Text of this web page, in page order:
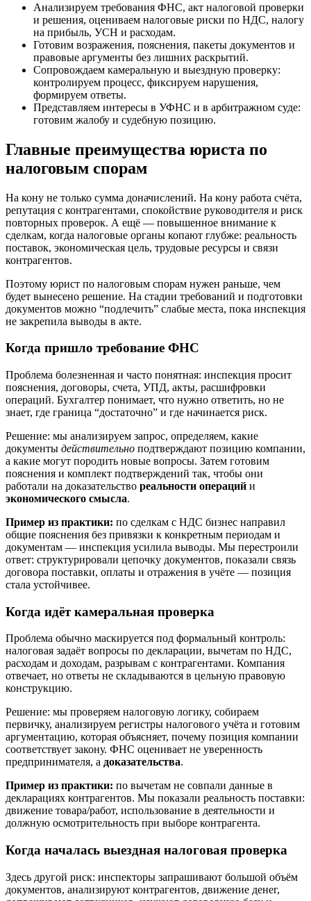
Анализируем требования ФНС, акт налоговой проверки
и решения, оцениваем налоговые риски по НДС, налогу
на прибыль, УСН и расходам.
Готовим возражения, пояснения, пакеты документов и
правовые аргументы без лишних раскрытий.
Сопровождаем камеральную и выездную проверку:
контролируем процесс, фиксируем нарушения,
формируем ответы.
Представляем интересы в УФНС и в арбитражном суде:
готовим жалобу и судебную позицию.
Главные преимущества юриста по
налоговым спорам
На кону не только сумма доначислений. На кону работа счёта,
репутация с контрагентами, спокойствие руководителя и риск
повторных проверок. А ещё — повышенное внимание к
сделкам, когда налоговые органы копают глубже: реальность
поставок, экономическая цель, трудовые ресурсы и связи
контрагентов.
Поэтому юрист по налоговым спорам нужен раньше, чем
будет вынесено решение. На стадии требований и подготовки
документов можно “подлечить” слабые места, пока инспекция
не закрепила выводы в акте.
Когда пришло требование ФНС
Проблема болезненная и часто понятная: инспекция просит
пояснения, договоры, счета, УПД, акты, расшифровки
операций. Бухгалтер понимает, что нужно ответить, но не
знает, где граница “достаточно” и где начинается риск.
Решение: мы анализируем запрос, определяем, какие
документы действительно подтверждают позицию компании,
а какие могут породить новые вопросы. Затем готовим
пояснения и комплект подтверждений так, чтобы они
работали на доказательство реальности операций и
экономического смысла.
Пример из практики: по сделкам с НДС бизнес направил
общие пояснения без привязки к конкретным периодам и
документам — инспекция усилила выводы. Мы перестроили
ответ: структурировали цепочку документов, показали связь
договора поставки, оплаты и отражения в учёте — позиция
стала устойчивее.
Когда идёт камеральная проверка
Проблема обычно маскируется под формальный контроль:
налоговая задаёт вопросы по декларации, вычетам по НДС,
расходам и доходам, разрывам с контрагентами. Компания
отвечает, но ответы не складываются в цельную правовую
конструкцию.
Решение: мы проверяем налоговую логику, собираем
первичку, анализируем регистры налогового учёта и готовим
аргументацию, которая объясняет, почему позиция компании
соответствует закону. ФНС оценивает не уверенность
предпринимателя, а доказательства.
Пример из практики: по вычетам не совпали данные в
декларациях контрагентов. Мы показали реальность поставки:
движение товара/работ, использование в деятельности и
должную осмотрительность при выборе контрагента.
Когда началась выездная налоговая проверка
Здесь другой риск: инспекторы запрашивают большой объём
документов, анализируют контрагентов, движение денег,